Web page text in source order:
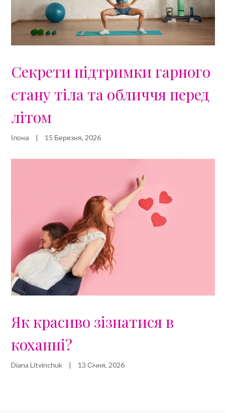
Секрети підтримки гарного
стану тіла та обличчя перед
літом
Ілона | 15 Березня, 2026
Як красиво зізнатися в
коханні?
Diana Litvinchuk | 13 Січня, 2026